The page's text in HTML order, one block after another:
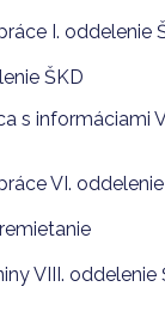
I. oddelenie
ŠKD
s informáciami
VI.
VIII. oddelenie